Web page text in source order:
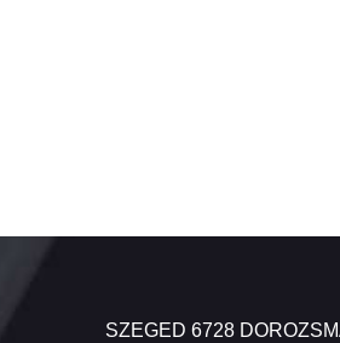
SZEGED 6728